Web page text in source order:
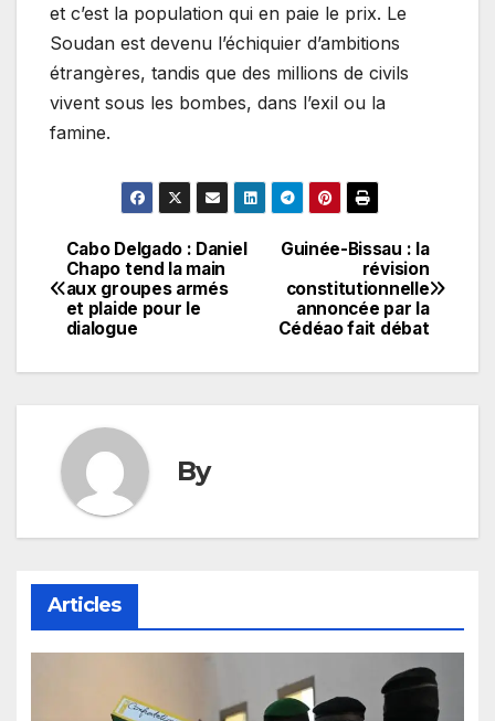
et c’est la population qui en paie le prix. Le
Soudan est devenu l’échiquier d’ambitions
étrangères, tandis que des millions de civils
vivent sous les bombes, dans l’exil ou la
famine.
Navigation
de
l’article
Guinée-Bissau : la
révision
constitutionnelle
annoncée par la
Cédéao fait débat
Cabo Delgado : Daniel
Chapo tend la main
aux groupes armés
et plaide pour le
dialogue
By
Articles